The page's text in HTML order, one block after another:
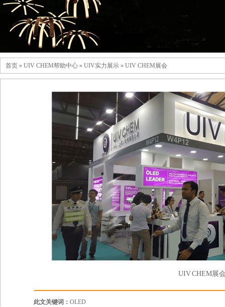
首页 » UIV CHEM帮助中心 » UIV实力展示 » UIV CHEM展会
UIV CHEM展
此文关键词：OLED